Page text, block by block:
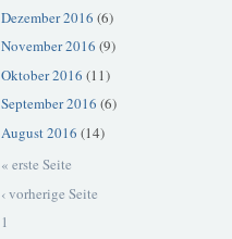
Dezember 2016 (6)
November 2016 (9)
Oktober 2016 (11)
September 2016 (6)
August 2016 (14)
« erste Seite
‹ vorherige Seite
1